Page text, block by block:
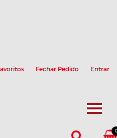
Fechar Pedido Entrar
0